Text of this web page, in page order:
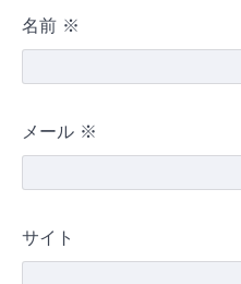
名前 ※
メール ※
サイト